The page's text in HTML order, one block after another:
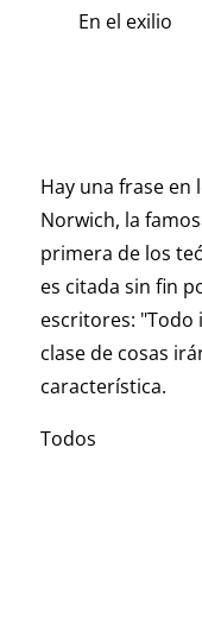
En el exilio
Hay una frase en
Norwich, la
primera de los
es citada sin fin
escritores: "Todo
clase de cosas
característica.
Todos